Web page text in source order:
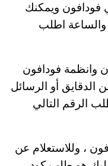
فودافون ويمكنك
والساعة اطلب
وانظمة فودافون
الدقايق أو الرسائل
الرقم التالي
، وللاستعلام عن